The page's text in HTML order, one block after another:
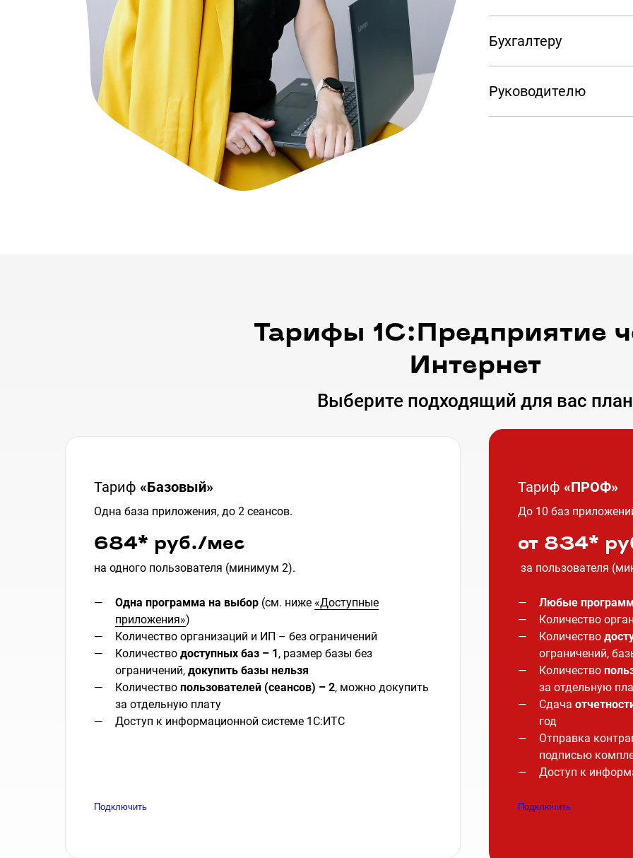
Бухгалтеру
Руководителю
Тарифы 1С:Предприятие
Интернет
Выберите подходящий для вас план
Тариф «Базовый»
Одна база приложения, до 2 сеансов.
684* руб./мес
на одного пользователя (минимум 2).
Одна программа на выбор(см. ниже «Доступные
приложения»)
Количество организаций и ИП – без ограничений
Количество доступных баз – 1, размер базы без
ограничений, докупить базы нельзя
Количество пользователей (сеансов) – 2, можно докупить
за отдельную плату
Доступ к информационной системе 1С:ИТС
Подключить
Тариф «ПРОФ»
До 10 баз
от 834*
за пользователя
Любые
Количество
Количество
ограничений,
Количество
за отдельную
Сдача
год
Отправка
подписью
Доступ к
Подключить